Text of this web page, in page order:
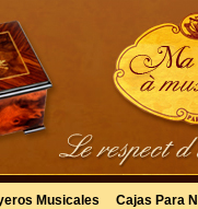
Musicales Cajas Para